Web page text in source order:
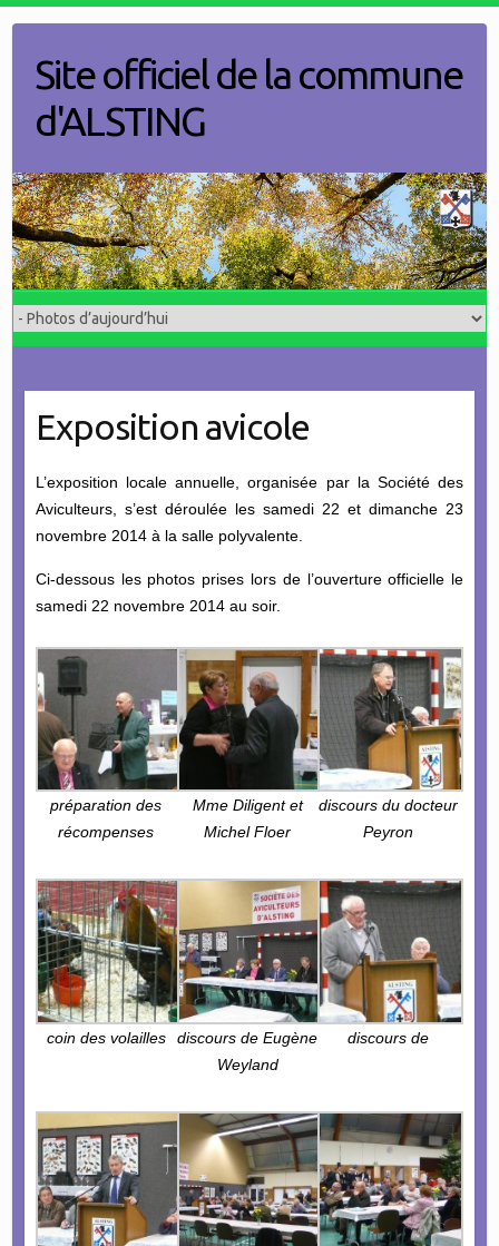
contentSite officiel de la commune
d'ALSTING
Exposition avicole
L’exposition locale annuelle, organisée par la Société des
Aviculteurs, s’est déroulée les samedi 22 et dimanche 23
novembre 2014 à la salle polyvalente.
Ci-dessous les photos prises lors de l’ouverture officielle le
samedi 22 novembre 2014 au soir.
préparation des
récompenses
Mme Diligent et
Michel Floer
discours du docteur
Peyron
coin des volailles
discours de Eugène
Weyland
discours de